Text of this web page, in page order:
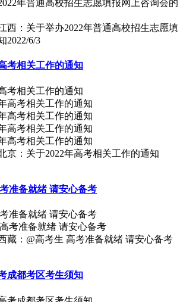
西：关于举办2022年普通高校招生志愿填
2022/6/3
考相关工作的通知
考相关工作的通知
京：关于2022年高考相关工作的通知
准备就绪 请安心备考
准备就绪 请安心备考
藏：@高考生 高考准备就绪 请安心备考
成都考区考生须知